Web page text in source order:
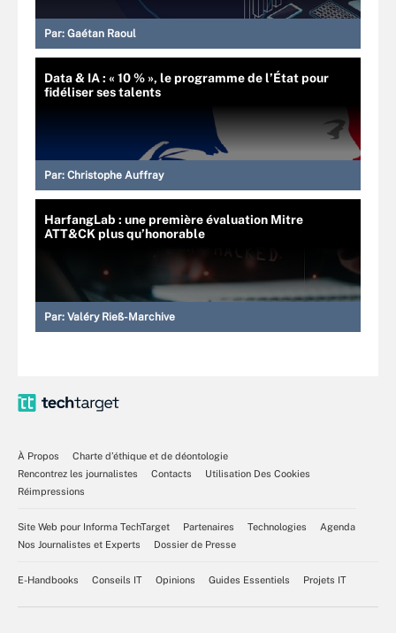
Par: Gaétan Raoul
Data & IA : « 10 % », le programme de l’État pour
fidéliser ses talents
Par: Christophe Auffray
HarfangLab : une première évaluation Mitre
ATT&CK plus qu’honorable
Par: Valéry Rieß-Marchive
À Propos
Charte d’éthique et de déontologie
Rencontrez les journalistes
Contacts
Utilisation Des Cookies
Réimpressions
Site Web pour Informa TechTarget Partenaires Technologies
Agenda
Nos Journalistes et Experts
Dossier de Presse
E-Handbooks Conseils IT Opinions Guides Essentiels Projets IT